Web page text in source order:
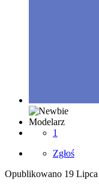
Modelarz
1
Zgłoś
Opublikowano 19